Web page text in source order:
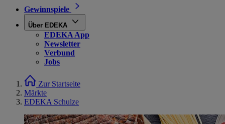
Gewinnspiele
Über EDEKA
EDEKA App
Newsletter
Verbund
Jobs
Zur Startseite
Märkte
EDEKA Schulze